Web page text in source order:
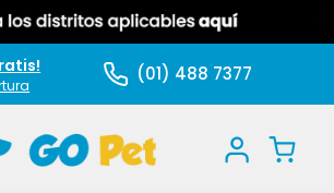
(01) 488 7377